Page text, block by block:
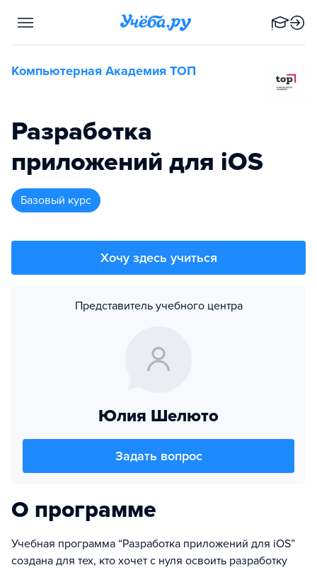
Компьютерная Академия ТОП
Разработка
приложений для iOS
базовый курс
Хочу здесь учиться
Представитель учебного центра
Юлия Шелюто
Задать вопрос
О программе
Учебная программа “Разработка приложений для iOS”
создана для тех, кто хочет с нуля освоить разработку